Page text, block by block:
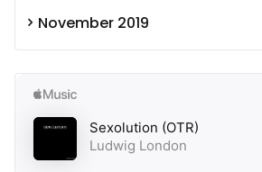
November 2019